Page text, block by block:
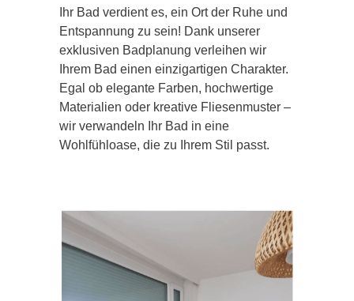
Ihr Bad verdient es, ein Ort der Ruhe und
Entspannung zu sein! Dank unserer
exklusiven Badplanung verleihen wir
Ihrem Bad einen einzigartigen Charakter.
Egal ob elegante Farben, hochwertige
Materialien oder kreative Fliesenmuster –
wir verwandeln Ihr Bad in eine
Wohlfühloase, die zu Ihrem Stil passt.